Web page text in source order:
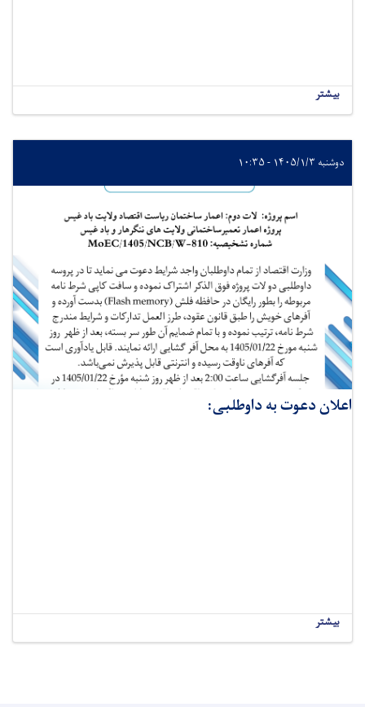
بیشتر
دوشنبه ۱۴۰۵/۱/۳ - ۱۰:۳۵
اعلان دعوت به داوطلبی:
بیشتر